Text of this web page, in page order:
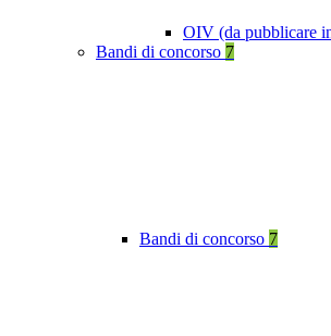
OIV (da pubblicare
Bandi di concorso 7
Bandi di concorso 7